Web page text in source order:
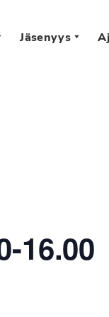
Jäsenyys
16.00